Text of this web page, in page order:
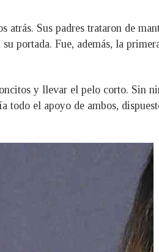
atrás. Sus padres trataron de
portada. Fue, además, la
y llevar el pelo corto. Sin
todo el apoyo de ambos,